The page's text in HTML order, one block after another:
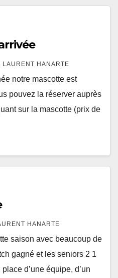
LAURENT HANARTE
notre mascotte est
pouvez la réserver auprès
sur la mascotte (prix de
HANARTE
saison avec beaucoup de
gagné et les seniors 2 1
d’une équipe, d’un